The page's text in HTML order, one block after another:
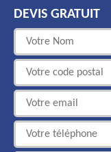
DEVIS GRATUIT